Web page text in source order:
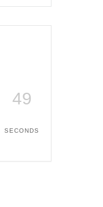
49
SECONDS